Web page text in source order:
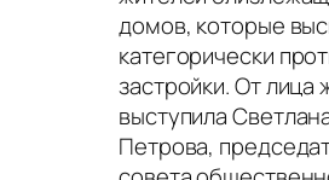
домов, которые
категорически
застройки. От лица
выступила
Петрова,